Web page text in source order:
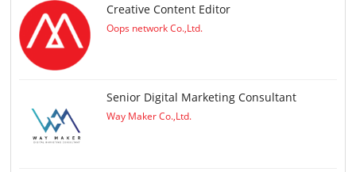
Creative Content Editor
Oops network Co.,Ltd.
Senior Digital Marketing Consultant
Way Maker Co.,Ltd.